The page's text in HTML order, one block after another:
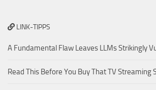
LINK-TIPPS
A Fundamental Flaw Leaves LLMs Strikingly
Read This Before You Buy That TV Streaming